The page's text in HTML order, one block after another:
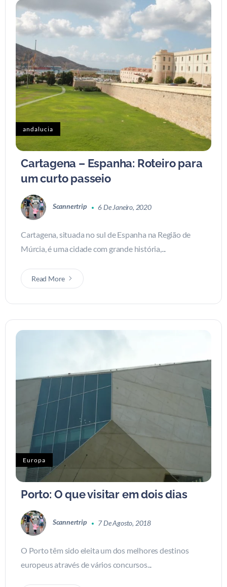
andalucia
Cartagena – Espanha: Roteiro para
um curto passeio
Scannertrip 6 De Janeiro, 2020
Cartagena, situada no sul de Espanha na Região de
Múrcia, é uma cidade com grande história,...
Read More
Europa
Porto: O que visitar em dois dias
Scannertrip 7 De Agosto, 2018
O Porto têm sido eleita um dos melhores destinos
europeus através de vários concursos...